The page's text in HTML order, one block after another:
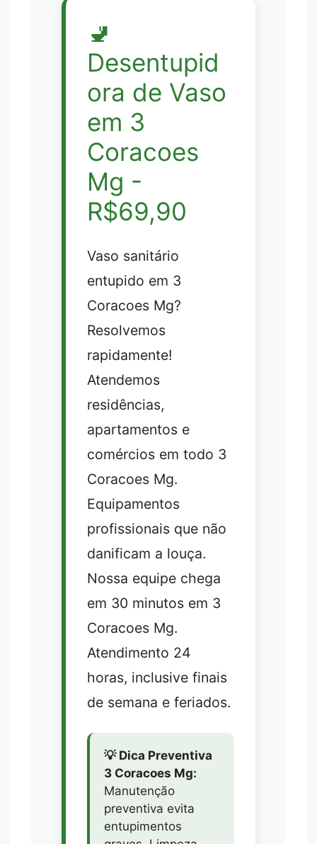
🚽
Desentupid
ora de Vaso
em 3
Coracoes
Mg -
R$69,90
Vaso sanitário
entupido em 3
Coracoes Mg?
Resolvemos
rapidamente!
Atendemos
residências,
apartamentos e
comércios em todo 3
Coracoes Mg.
Equipamentos
profissionais que não
danificam a louça.
Nossa equipe chega
em 30 minutos em 3
Coracoes Mg.
Atendimento 24
horas, inclusive finais
de semana e feriados.
💡 Dica Preventiva
3 Coracoes Mg:
Manutenção
preventiva evita
entupimentos